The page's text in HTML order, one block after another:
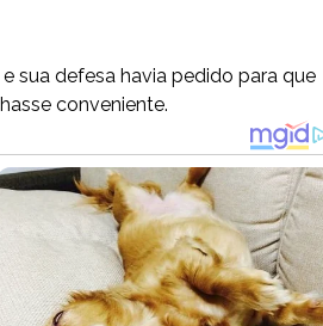
sua defesa havia pedido para que
conveniente.